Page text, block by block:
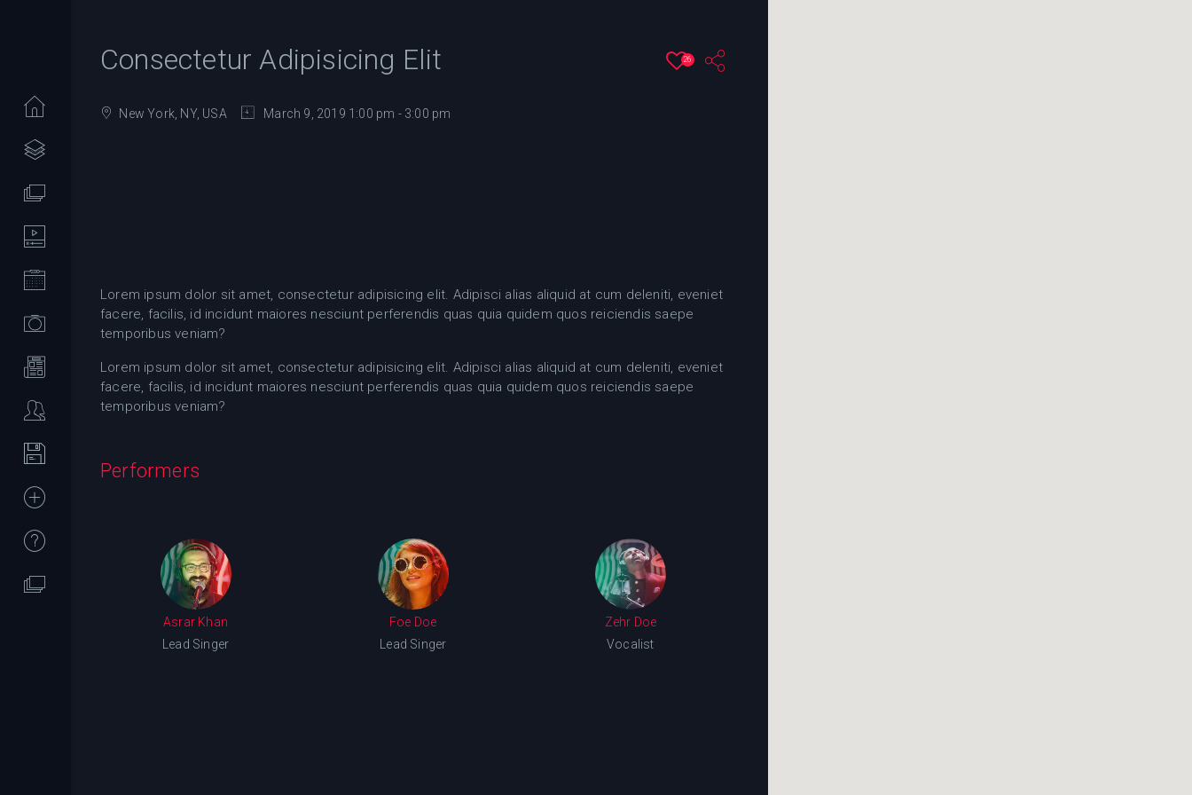
Consectetur Adipisicing Elit 26
New York, NY, USA March 9, 2019 1:00 pm - 3:00 pm
Lorem ipsum dolor sit amet, consectetur adipisicing elit. Adipisci alias aliquid at cum deleniti, eveniet
facere, facilis, id incidunt maiores nesciunt perferendis quas quia quidem quos reiciendis saepe
temporibus veniam?
Lorem ipsum dolor sit amet, consectetur adipisicing elit. Adipisci alias aliquid at cum deleniti, eveniet
facere, facilis, id incidunt maiores nesciunt perferendis quas quia quidem quos reiciendis saepe
temporibus veniam?
Performers
Asrar Khan
Lead Singer
Foe Doe
Lead Singer
Zehr Doe
Vocalist